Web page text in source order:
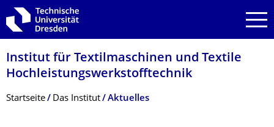
Zur Hauptnavigation springen
Zur Suche springen
Zum Inhalt springen
Institut für Textilmaschinen und Textile
Hochleistungswerk­stofftechnik
Breadcrumb-Menü
Startseite Das Institut Aktuelles